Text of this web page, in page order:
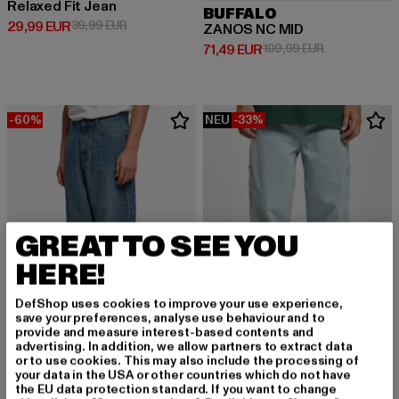
Relaxed Fit Jean
29,99 EUR
Derzeitiger Preis: 29,99 EUR
39,99 EURAktionspreis: 39,99 EUR
BUFFALO
ZANOS NC MID
71,49 EUR
Derzeitiger Preis: 71,49 EUR
109,99 EURAktionspreis:
-60%
URBAN CLASSICS
90‘s Jeans Loose
NEU -33%
KARL KANI
GREAT TO SEE YOU
HERE!
DefShop uses cookies to improve your use experience,
save your preferences, analyse use behaviour and to
provide and measure interest-based contents and
advertising. In addition, we allow partners to extract data
or to use cookies. This may also include the processing of
your data in the USA or other countries which do not have
the EU data protection standard. If you want to change